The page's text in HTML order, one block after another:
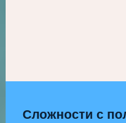
Сложности с